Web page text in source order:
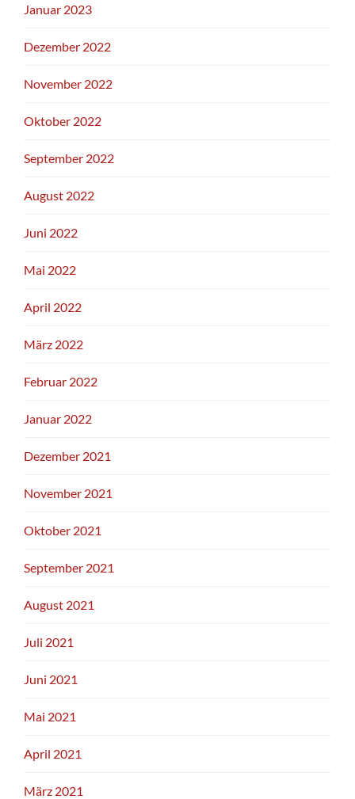
Januar 2023
Dezember 2022
November 2022
Oktober 2022
September 2022
August 2022
Juni 2022
Mai 2022
April 2022
März 2022
Februar 2022
Januar 2022
Dezember 2021
November 2021
Oktober 2021
September 2021
August 2021
Juli 2021
Juni 2021
Mai 2021
April 2021
März 2021